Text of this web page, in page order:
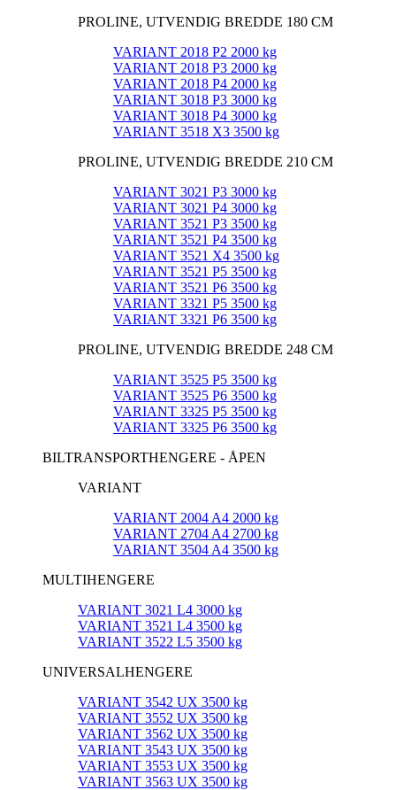
PROLINE, UTVENDIG BREDDE 180 CM
VARIANT 2018 P2 2000 kg
VARIANT 2018 P3 2000 kg
VARIANT 2018 P4 2000 kg
VARIANT 3018 P3 3000 kg
VARIANT 3018 P4 3000 kg
VARIANT 3518 X3 3500 kg
PROLINE, UTVENDIG BREDDE 210 CM
VARIANT 3021 P3 3000 kg
VARIANT 3021 P4 3000 kg
VARIANT 3521 P3 3500 kg
VARIANT 3521 P4 3500 kg
VARIANT 3521 X4 3500 kg
VARIANT 3521 P5 3500 kg
VARIANT 3521 P6 3500 kg
VARIANT 3321 P5 3500 kg
VARIANT 3321 P6 3500 kg
PROLINE, UTVENDIG BREDDE 248 CM
VARIANT 3525 P5 3500 kg
VARIANT 3525 P6 3500 kg
VARIANT 3325 P5 3500 kg
VARIANT 3325 P6 3500 kg
BILTRANSPORTHENGERE - ÅPEN
VARIANT
VARIANT 2004 A4 2000 kg
VARIANT 2704 A4 2700 kg
VARIANT 3504 A4 3500 kg
MULTIHENGERE
VARIANT 3021 L4 3000 kg
VARIANT 3521 L4 3500 kg
VARIANT 3522 L5 3500 kg
UNIVERSALHENGERE
VARIANT 3542 UX 3500 kg
VARIANT 3552 UX 3500 kg
VARIANT 3562 UX 3500 kg
VARIANT 3543 UX 3500 kg
VARIANT 3553 UX 3500 kg
VARIANT 3563 UX 3500 kg